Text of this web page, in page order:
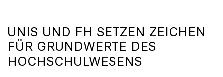
UNIS UND FH SETZEN ZEICHEN
FÜR GRUNDWERTE DES
HOCHSCHULWESENS